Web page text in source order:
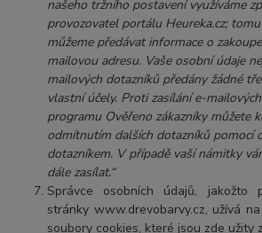
našeho tržního postavení využíváme
provozovatel portálu Heureka.cz;
můžeme předávat informace o
mailovou adresu. Vaše osobní údaje
mailových dotazníků předány žádné
vlastní účely. Proti zasílání e-
programu Ověřeno zákazníky můžete
odmítnutím dalších dotazníků pomocí
dotazníkem. V případě vaší námitky
dále zasílat.“
Správce osobních údajů, jakožto
stránky www.drevobarvy.cz, užívá
soubory cookies, které jsou zde užity